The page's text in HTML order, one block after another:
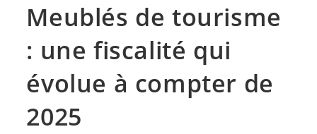
Meublés de tourisme
: une fiscalité qui
évolue à compter de
2025